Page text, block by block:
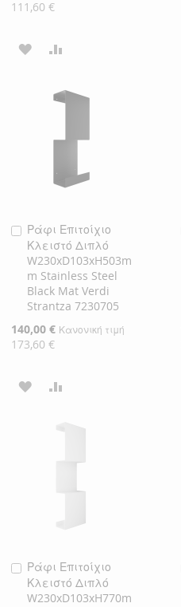
Τιμή
111,60 €
ΠΡΟΣΘΉΚΗ
ΛΊΣΤΑΣΎΓΚΡΙΣΗ
Ράφι Επιτοίχιο
Κλειστό Διπλό
W230xD103xH503m
m Stainless Steel
Black Mat Verdi
Strantza 7230705
Ειδική
Τιμή
140,00 € Κανονική τιμή
173,60 €
Προσθήκη
στο
Καλάθι
ΠΡΟΣΘΉΚΗ
Ράφι Επιτοίχιο
Κλειστό Διπλό
W230xD103xH770m
Προσθήκη
στο
Καλάθι